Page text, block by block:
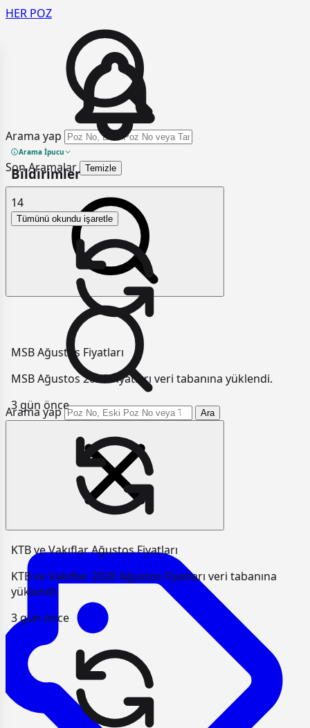
HER POZ
Arama yap
Arama İpucu
Son Aramalar Temizle
Arama yap Ara
Bildirimler
14
Tümünü okundu işaretle
MSB Ağustos Fiyatları
MSB Ağustos 2026 Fiyatları veri tabanına yüklendi.
3 gün önce
KTB ve Vakıflar Ağustos Fiyatları
KTB ve Vakıflar 2026 Ağustos Fiyatları veri tabanına
yüklendi.
3 gün önce